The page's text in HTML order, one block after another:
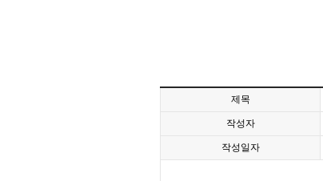
제목
작성자
작성일자